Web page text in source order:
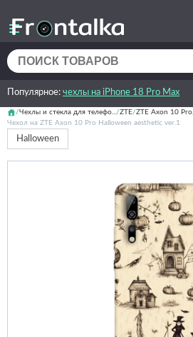
Популярное: чехлы на iPhone 18 Pro Max
Чехлы и стекла для телефо... ZTE ZTE Axon 10 Pro
Чехол на ZTE Axon 10 Pro Halloween aesthetic ver.1
Halloween